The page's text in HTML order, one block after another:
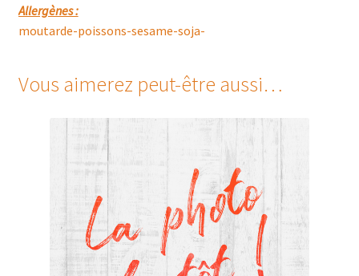
Allergènes :
moutarde-poissons-sesame-soja-
Vous aimerez peut-être aussi…